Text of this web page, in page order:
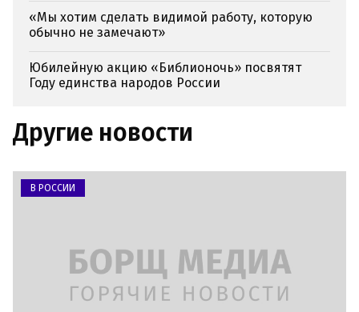
«Мы хотим сделать видимой работу, которую
обычно не замечают»
Юбилейную акцию «Библионочь» посвятят
Году единства народов России
Другие новости
В РОССИИ